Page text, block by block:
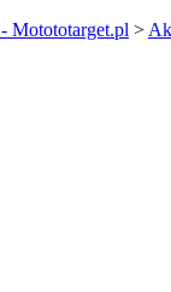
Motototarget.pl >